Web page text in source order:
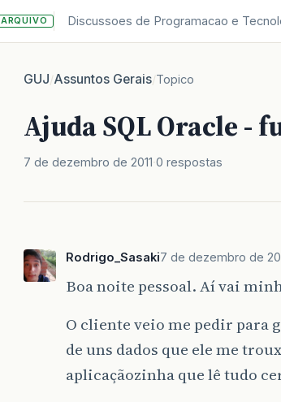
ARQUIVO Discussoes de Programacao e
GUJ/Assuntos Gerais/Topico
Ajuda SQL Oracle -
7 de dezembro de 2011 0 respostas
Rodrigo_Sasaki7 de dezembro de
Boa noite pessoal. Aí vai
O cliente veio me pedir para
de uns dados que ele me
aplicaçãozinha que lê tudo